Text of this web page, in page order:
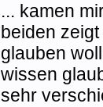
... kamen
beiden
glauben
wissen
sehr